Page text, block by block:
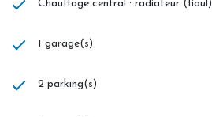
Chauffage central : radiateur (fioul)
1 garage(s)
2 parking(s)